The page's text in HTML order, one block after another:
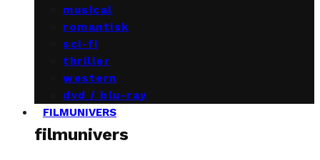
musical
romantisk
sci-fi
thriller
western
dvd / blu-ray
FILMUNIVERS
filmunivers